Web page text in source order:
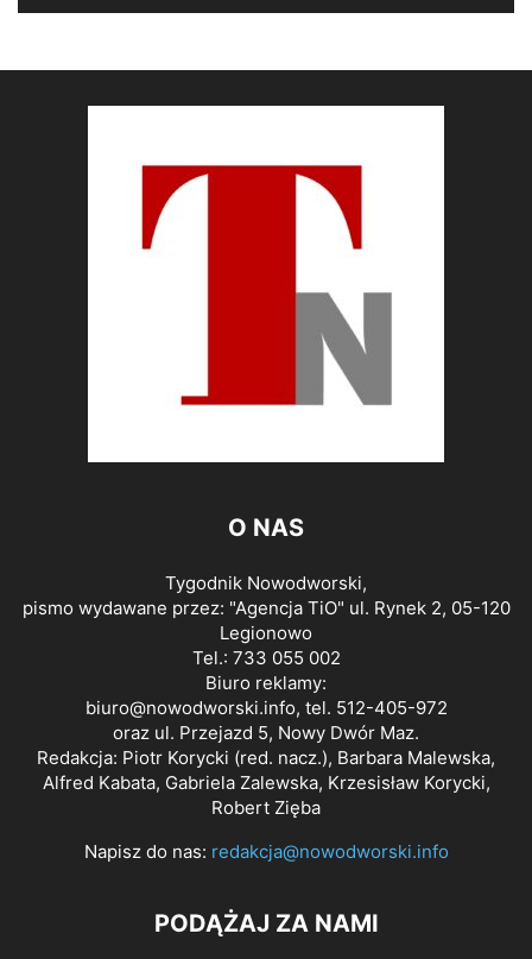
O NAS
Tygodnik Nowodworski,
pismo wydawane przez: "Agencja TiO" ul. Rynek 2, 05-120
Legionowo
Tel.: 733 055 002
Biuro reklamy:
biuro@nowodworski.info, tel. 512-405-972
oraz ul. Przejazd 5, Nowy Dwór Maz.
Redakcja: Piotr Korycki (red. nacz.), Barbara Malewska,
Alfred Kabata, Gabriela Zalewska, Krzesisław Korycki,
Robert Zięba
Napisz do nas: redakcja@nowodworski.info
PODĄŻAJ ZA NAMI